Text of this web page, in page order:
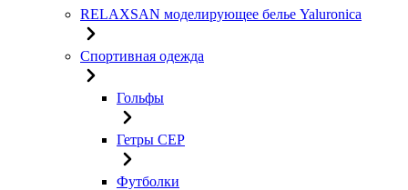
RELAXSAN моделирующее белье Yaluroniсa
Спортивная одежда
Гольфы
Гетры CEP
Футболки